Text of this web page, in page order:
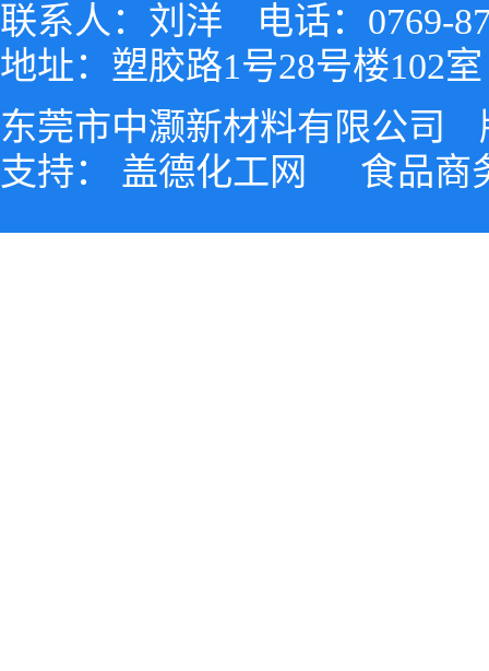
联系人：刘洋
电话：0769-
地址：塑胶路1号28号楼102室
东莞市中灏新材料有限公司
支持： 盖德化工网 食品商